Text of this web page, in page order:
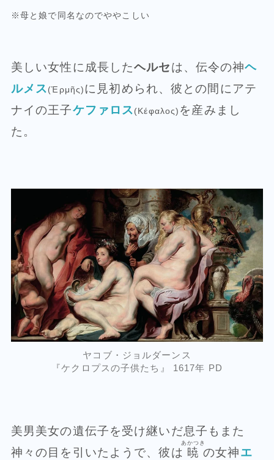
※母と娘で同名なのでややこしい
美しい女性に成長したヘルセは、伝令の神ヘ
ルメス(Ἑρμῆς) に見初められ、彼との間にアテ
ナイの王子ケファロス(Κέφαλος) を産みまし
た。
ヤコブ・ジョルダーンス
『ケクロプスの子供たち』 1617年 PD
美男美女の遺伝子を受け継いだ息子もまた
神々の目を引いたようで、彼は 暁
あかつき
の女神エ